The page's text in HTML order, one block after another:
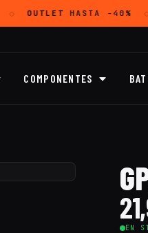
OUTLETHASTA -40%
COMPONENTES
EN